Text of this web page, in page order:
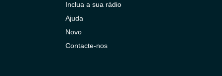
Inclua a sua rádio
Ajuda
Novo
Contacte-nos